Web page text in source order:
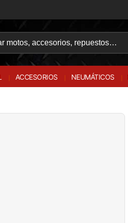
ACCESORIOS NEUMÁTICOS